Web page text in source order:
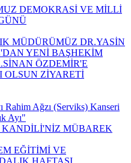
DEMOKRASİ VE MİLLİ
MÜDÜRÜMÜZ DR.YASİN
YENİ BAŞHEKİM
ÖZDEMİR'E
OLSUN ZİYARETİ
Rahim Ağzı (Serviks) Kanseri
Ayı"
KANDİLİ'NİZ MÜBAREK
EĞİTİMİ VE
HAFTASI